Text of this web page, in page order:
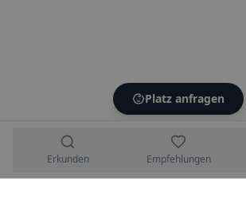
Platz anfragen
Erkunden Empfehlungen